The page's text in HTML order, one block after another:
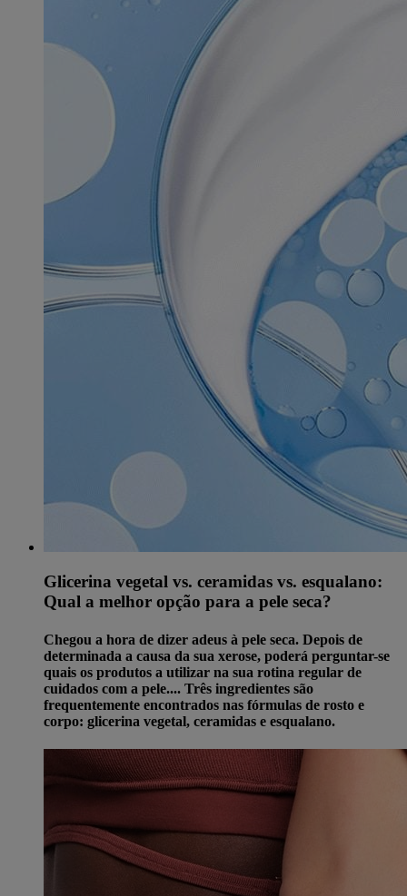
Glicerina vegetal vs. ceramidas vs. esqualano:
Qual a melhor opção para a pele seca?
Chegou a hora de dizer adeus à pele seca. Depois de
determinada a causa da sua xerose, poderá perguntar-se
quais os produtos a utilizar na sua rotina regular de
cuidados com a pele.... Três ingredientes são
frequentemente encontrados nas fórmulas de rosto e
corpo: glicerina vegetal, ceramidas e esqualano.